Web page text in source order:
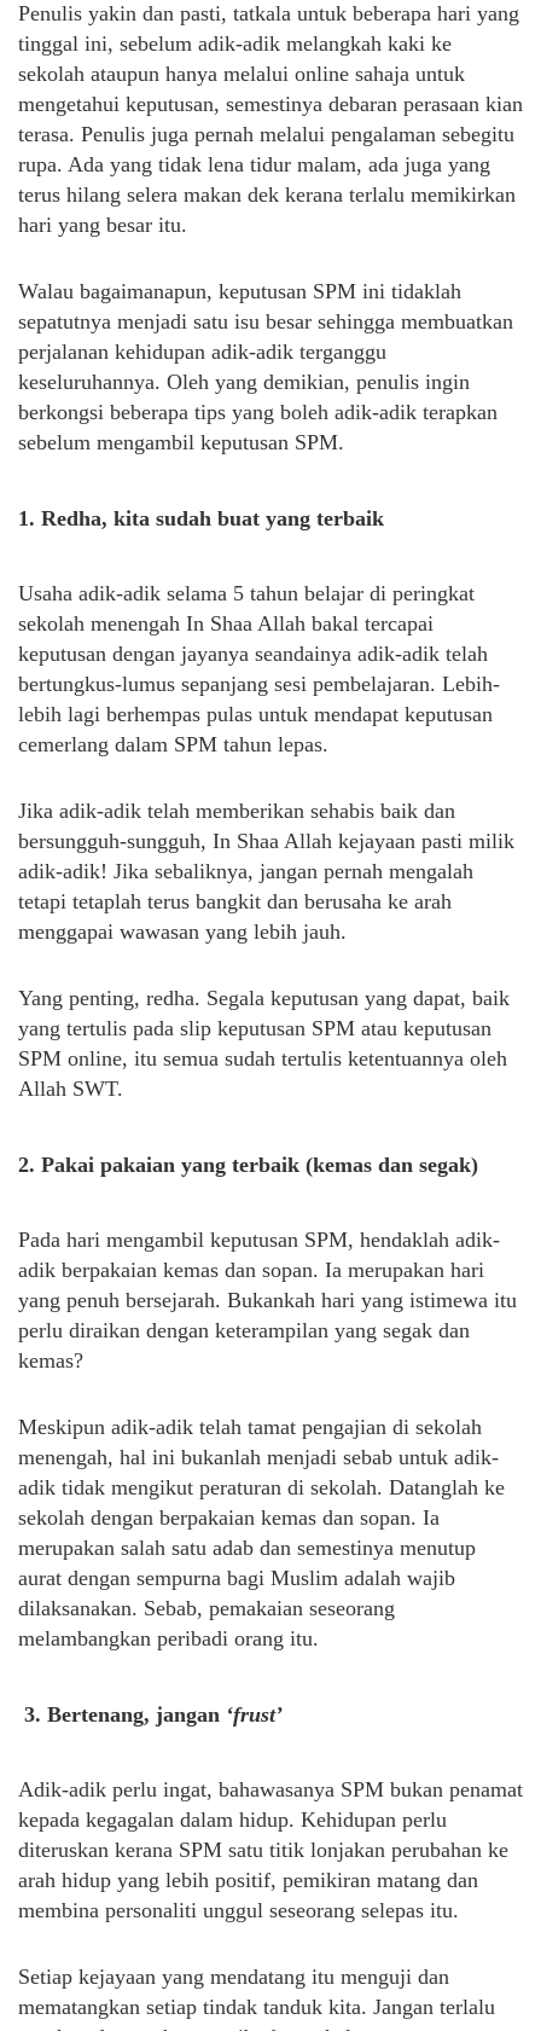
Penulis yakin dan pasti, tatkala untuk beberapa hari yang
tinggal ini, sebelum adik-adik melangkah kaki ke
sekolah ataupun hanya melalui online sahaja untuk
mengetahui keputusan, semestinya debaran perasaan kian
terasa. Penulis juga pernah melalui pengalaman sebegitu
rupa. Ada yang tidak lena tidur malam, ada juga yang
terus hilang selera makan dek kerana terlalu memikirkan
hari yang besar itu.
Walau bagaimanapun, keputusan SPM ini tidaklah
sepatutnya menjadi satu isu besar sehingga membuatkan
perjalanan kehidupan adik-adik terganggu
keseluruhannya. Oleh yang demikian, penulis ingin
berkongsi beberapa tips yang boleh adik-adik terapkan
sebelum mengambil keputusan SPM.
1. Redha, kita sudah buat yang terbaik
Usaha adik-adik selama 5 tahun belajar di peringkat
sekolah menengah In Shaa Allah bakal tercapai
keputusan dengan jayanya seandainya adik-adik telah
bertungkus-lumus sepanjang sesi pembelajaran. Lebih-
lebih lagi berhempas pulas untuk mendapat keputusan
cemerlang dalam SPM tahun lepas.
Jika adik-adik telah memberikan sehabis baik dan
bersungguh-sungguh, In Shaa Allah kejayaan pasti milik
adik-adik! Jika sebaliknya, jangan pernah mengalah
tetapi tetaplah terus bangkit dan berusaha ke arah
menggapai wawasan yang lebih jauh.
Yang penting, redha. Segala keputusan yang dapat, baik
yang tertulis pada slip keputusan SPM atau keputusan
SPM online, itu semua sudah tertulis ketentuannya oleh
Allah SWT.
2. Pakai pakaian yang terbaik (kemas dan segak)
Pada hari mengambil keputusan SPM, hendaklah adik-
adik berpakaian kemas dan sopan. Ia merupakan hari
yang penuh bersejarah. Bukankah hari yang istimewa itu
perlu diraikan dengan keterampilan yang segak dan
kemas?
Meskipun adik-adik telah tamat pengajian di sekolah
menengah, hal ini bukanlah menjadi sebab untuk adik-
adik tidak mengikut peraturan di sekolah. Datanglah ke
sekolah dengan berpakaian kemas dan sopan. Ia
merupakan salah satu adab dan semestinya menutup
aurat dengan sempurna bagi Muslim adalah wajib
dilaksanakan. Sebab, pemakaian seseorang
melambangkan peribadi orang itu.
3. Bertenang, jangan ‘frust’
Adik-adik perlu ingat, bahawasanya SPM bukan penamat
kepada kegagalan dalam hidup. Kehidupan perlu
diteruskan kerana SPM satu titik lonjakan perubahan ke
arah hidup yang lebih positif, pemikiran matang dan
membina personaliti unggul seseorang selepas itu.
Setiap kejayaan yang mendatang itu menguji dan
mematangkan setiap tindak tanduk kita. Jangan terlalu